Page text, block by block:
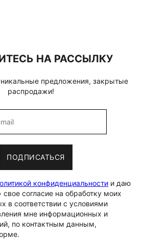
НА РАССЫЛКУ
предложения, закрытые
распродажи!
ПОДПИСАТЬСЯ
конфиденциальности и даю
согласие на обработку моих
в соответствии с условиями
мне информационных и
по контактным данным,